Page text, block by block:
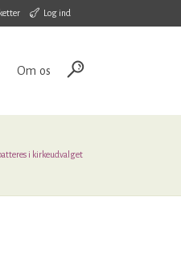
Log ind
Om os
i kirkeudvalget